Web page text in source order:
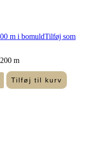
Tilføj som
m
Tilføj til kurv